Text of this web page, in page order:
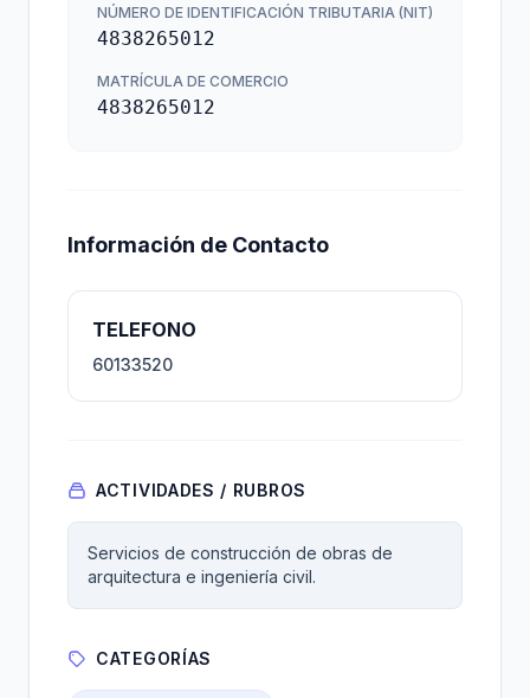
NÚMERO DE IDENTIFICACIÓN TRIBUTARIA (NIT)
4838265012
MATRÍCULA DE COMERCIO
4838265012
Información de Contacto
TELEFONO
60133520
ACTIVIDADES / RUBROS
Servicios de construcción de obras de
arquitectura e ingeniería civil.
CATEGORÍAS